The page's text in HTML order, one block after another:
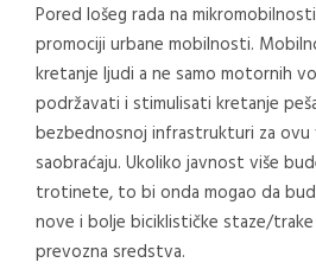
Pored lošeg rada na
promociji urbane mobilnosti.
kretanje ljudi a ne samo motornih
podržavati i stimulisati kretanje
bezbednosnoj infrastrukturi za ovu
saobraćaju. Ukoliko javnost više
trotinete, to bi onda mogao da
nove i bolje biciklističke staze/trake
prevozna sredstva.